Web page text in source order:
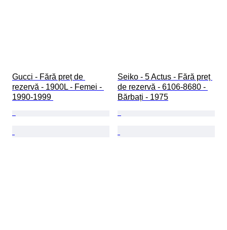
Gucci - Fără preț de
rezervă - 1900L - Femei -
1990-1999
Seiko - 5 Actus - Fără preț
de rezervă - 6106-8680 -
Bărbați - 1975